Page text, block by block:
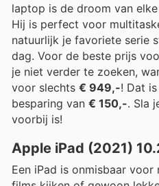
laptop is de droom van
Hij is perfect voor
natuurlijk je favoriete serie
dag. Voor de beste prijs
je niet verder te zoeken,
voor slechts € 949,-! Dat
besparing van € 150,-. Sla
voorbij is!
Apple iPad (2021)
Een iPad is onmisbaar